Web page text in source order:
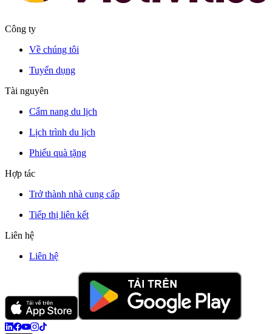
Công ty
Về chúng tôi
Tuyển dụng
Tài nguyên
Cẩm nang du lịch
Lịch trình du lịch
Phiếu quà tặng
Hợp tác
Trở thành nhà cung cấp
Tiếp thị liên kết
Liên hệ
Liên hệ